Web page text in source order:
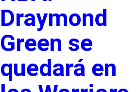
Draymond
Green se
quedará en